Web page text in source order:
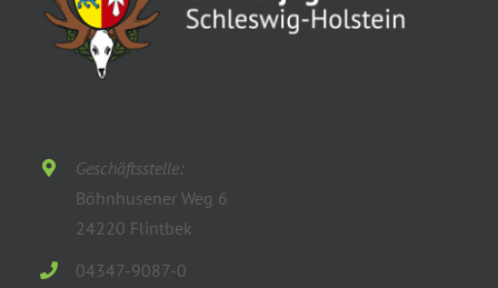
Geschäftsstelle:
Böhnhusener Weg 6
24220 Flintbek
04347-9087-0